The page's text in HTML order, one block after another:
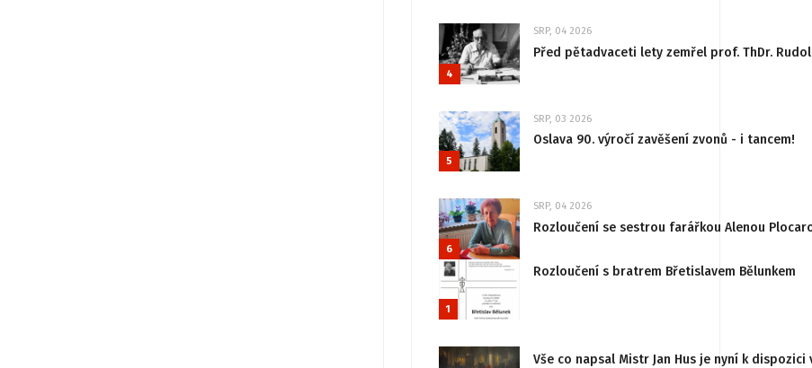
4
SRP, 04 2026
Před pětadvaceti lety zemřel prof. ThDr.
5
SRP, 03 2026
Oslava 90. výročí zavěšení zvonů - i tancem!
6
SRP, 04 2026
Rozloučení se sestrou farářkou Alenou
1
Rozloučení s bratrem Břetislavem Bělunkem
Vše co napsal Mistr Jan Hus je nyní k